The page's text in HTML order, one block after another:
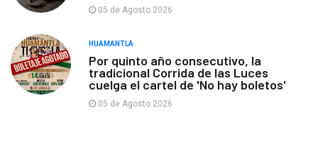
05 de Agosto 2026
HUAMANTLA
Por quinto año consecutivo, la
tradicional Corrida de las Luces
cuelga el cartel de 'No hay boletos'
05 de Agosto 2026